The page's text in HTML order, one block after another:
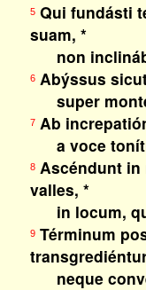
5Qui fundásti
suam, *
non
6Abýssus
super
7Ab
a voce
8Ascéndunt in
valles, *
in locum,
9Términum
neque